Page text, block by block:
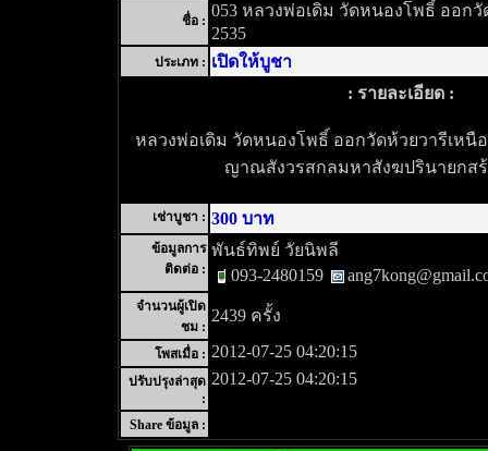
ชื่อ :
053 หลวงพ่อเดิม วัดหนองโพธิ์ ออก
2535
ประเภท : เปิดให้บูชา
: รายละเอียด :
หลวงพ่อเดิม วัดหนองโพธิ์ ออกวัดห้วยวารีเหนือ
ญาณสังวรสกลมหาสังฆปรินายกส
เช่าบูชา : 300 บาท
ข้อมูลการ
ติดต่อ :
พันธ์ทิพย์ วัยนิพลี
093-2480159
จำนวนผู้เปิด
ชม :
2439 ครั้ง
โพสเมื่อ : 2012-07-25 04:20:15
ปรับปรุงล่าสุด
:
2012-07-25 04:20:15
Share ข้อมูล :